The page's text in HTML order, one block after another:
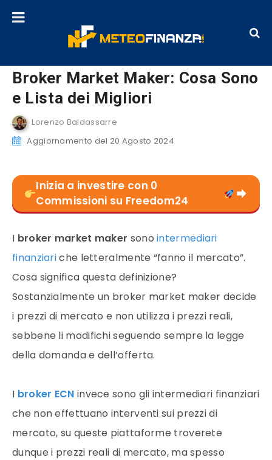
Broker Market Maker: Cosa Sono
e Lista dei Migliori
Lorenzo Baldassarre
Aggiornamento del 20 Agosto 2024
Inizia a investire con 0
Commissioni su Freedom24
I broker market maker sonointermediari
finanziariche letteralmente “fanno il mercato”.
Cosa significa questa definizione?
Sostanzialmente un broker market maker decide
i prezzi di mercato e non utilizza i prezzi reali,
sebbene li modifichi seguendo sempre la legge
della domanda e dell’offerta.
I broker ECN invece sono gli intermediari finanziari
che non effettuano interventi sui prezzi di
mercato, su queste piattaforme troverete
dunque i prezzi reali di mercato, ma spesso